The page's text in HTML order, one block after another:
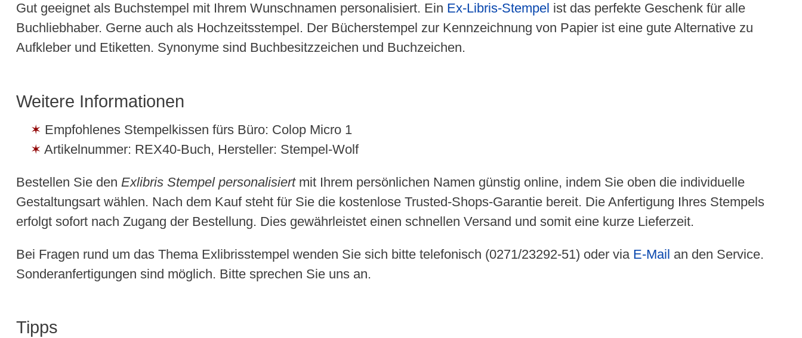
Gut geeignet als Buchstempel mit Ihrem Wunschnamen personalisiert. Ein Ex-Libris-Stempel ist das perfekte Geschenk für alle
Buchliebhaber. Gerne auch als Hochzeitsstempel. Der Bücherstempel zur Kennzeichnung von Papier ist eine gute Alternative zu
Aufkleber und Etiketten. Synonyme sind Buchbesitzzeichen und Buchzeichen.
Weitere Informationen
Empfohlenes Stempelkissen fürs Büro: Colop Micro 1
Artikelnummer: REX40-Buch, Hersteller: Stempel-Wolf
Bestellen Sie den Exlibris Stempel personalisiert mit Ihrem persönlichen Namen günstig online, indem Sie oben die individuelle
Gestaltungsart wählen. Nach dem Kauf steht für Sie die kostenlose Trusted-Shops-Garantie bereit. Die Anfertigung Ihres Stempels
erfolgt sofort nach Zugang der Bestellung. Dies gewährleistet einen schnellen Versand und somit eine kurze Lieferzeit.
Bei Fragen rund um das Thema Exlibrisstempel wenden Sie sich bitte telefonisch (0271/23292-51) oder via E-Mail an den Service.
Sonderanfertigungen sind möglich. Bitte sprechen Sie uns an.
Tipps